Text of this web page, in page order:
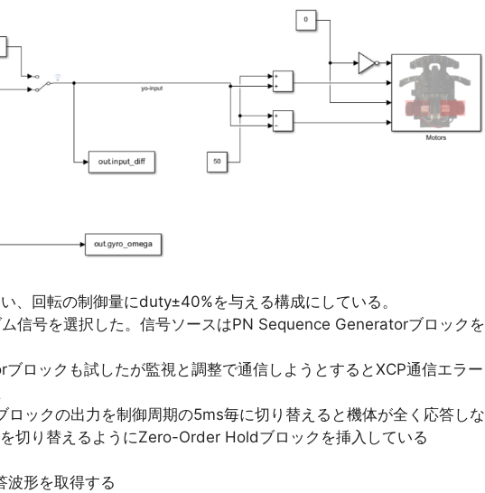
、回転の制御量にduty±40%を与える構成にしている。
信号を選択した。信号ソースはPN Sequence Generatorブロックを
ロックも試したが監視と調整で通信しようとするとXCP通信エラー
ックの出力を制御周期の5ms毎に切り替えると機体が全く応答しな
切り替えるようにZero-Order Holdブロックを挿入している
形を取得する